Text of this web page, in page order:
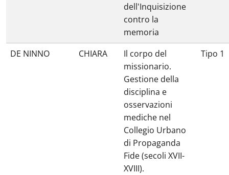
dell'Inquisizione
contro la
memoria
DE NINNO CHIARA
Il corpo del
missionario.
Gestione della
disciplina e
osservazioni
mediche nel
Collegio Urbano
di Propaganda
Fide (secoli XVII-
XVIII).
Tipo 1